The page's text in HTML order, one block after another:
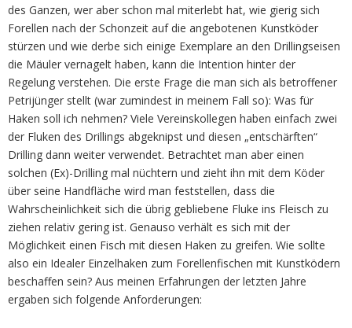
des Ganzen, wer aber schon mal miterlebt hat, wie gierig sich
Forellen nach der Schonzeit auf die angebotenen Kunstköder
stürzen und wie derbe sich einige Exemplare an den Drillingseisen
die Mäuler vernagelt haben, kann die Intention hinter der
Regelung verstehen. Die erste Frage die man sich als betroffener
Petrijünger stellt (war zumindest in meinem Fall so): Was für
Haken soll ich nehmen? Viele Vereinskollegen haben einfach zwei
der Fluken des Drillings abgeknipst und diesen „entschärften“
Drilling dann weiter verwendet. Betrachtet man aber einen
solchen (Ex)-Drilling mal nüchtern und zieht ihn mit dem Köder
über seine Handfläche wird man feststellen, dass die
Wahrscheinlichkeit sich die übrig gebliebene Fluke ins Fleisch zu
ziehen relativ gering ist. Genauso verhält es sich mit der
Möglichkeit einen Fisch mit diesen Haken zu greifen. Wie sollte
also ein Idealer Einzelhaken zum Forellenfischen mit Kunstködern
beschaffen sein? Aus meinen Erfahrungen der letzten Jahre
ergaben sich folgende Anforderungen: